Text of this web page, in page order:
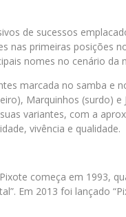
de sucessos
nas primeiras posições
nomes no cenário da
marcada no samba e
Marquinhos (surdo)
variantes, com a
vivência e qualidade.
começa em 1993,
Em 2013 foi lançado